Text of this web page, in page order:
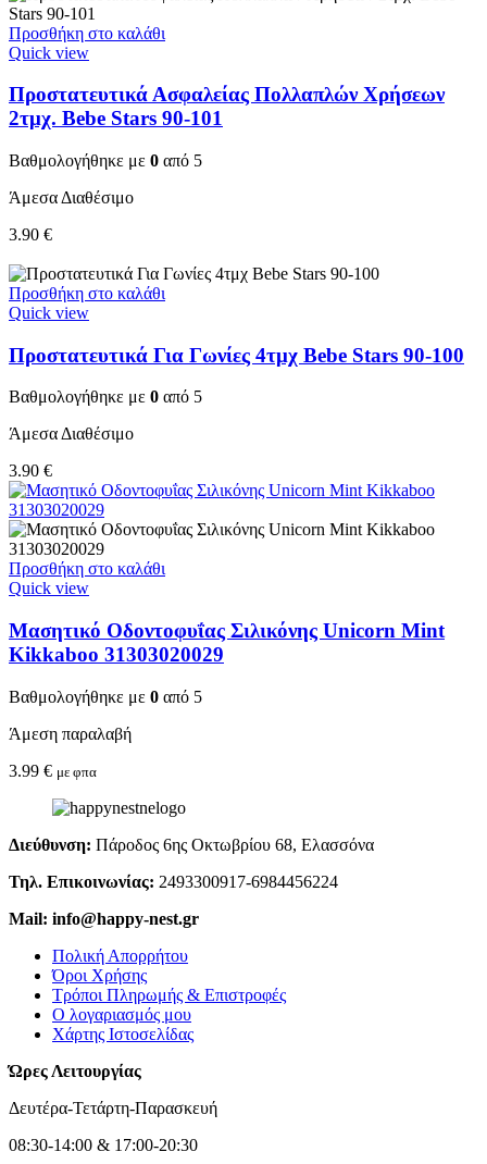
Προσθήκη στο καλάθι
Quick view
Προστατευτικά Ασφαλείας Πολλαπλών Χρήσεων
2τμχ. Bebe Stars 90-101
Βαθμολογήθηκε με 0 από 5
Άμεσα Διαθέσιμο
3.90 €
Προσθήκη στο καλάθι
Quick view
Προστατευτικά Για Γωνίες 4τμχ Bebe Stars 90-100
Βαθμολογήθηκε με 0 από 5
Άμεσα Διαθέσιμο
3.90 €
Προσθήκη στο καλάθι
Quick view
Μασητικό Οδοντοφυΐας Σιλικόνης Unicorn Mint
Kikkaboo 31303020029
Βαθμολογήθηκε με 0 από 5
Άμεση παραλαβή
3.99 € με φπα
Διεύθυνση: Πάροδος 6ης Οκτωβρίου 68, Ελασσόνα
Τηλ. Επικοινωνίας: 2493300917-6984456224
Mail: info@happy-nest.gr
Πολική Απορρήτου
Όροι Χρήσης
Τρόποι Πληρωμής & Επιστροφές
Ο λογαριασμός μου
Χάρτης Ιστοσελίδας
Ώρες Λειτουργίας
Δευτέρα-Τετάρτη-Παρασκευή
08:30-14:00 & 17:00-20:30